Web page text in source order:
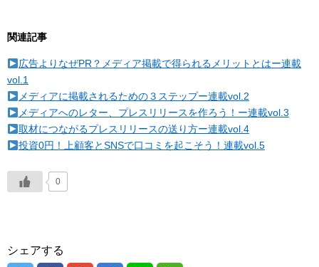
関連記事
広告よりなぜPR？メディア掲載で得られるメリットとはー連載
vol.1
メディアに掲載されるための３ステップー連載vol.2
メディアへのレター、プレスリリースを作ろう！ー連載vol.3
取材につながるプレスリリースの送り方ー連載vol.4
投資0円！上顧客とSNSで口コミを起こそう！連載vol.5
0
シェアする